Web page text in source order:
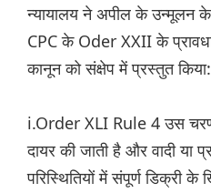
न्यायालय ने अपील के
CPC के Oder XXII के
कानून को संक्षेप में प्रस्तुत किया:
i.Order XLI Rule 4 उस
दायर की जाती है और वादी या
परिस्थितियों में संपूर्ण डिक्री